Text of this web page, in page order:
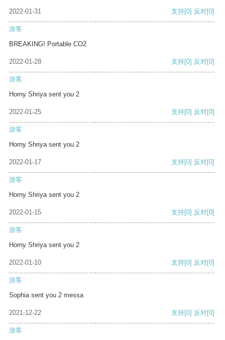
2022-01-31 支持[0] 反对[0]
游客
BREAKING! Portable CO2
2022-01-28 支持[0] 反对[0]
游客
Horny Shriya sent you 2
2022-01-25 支持[0] 反对[0]
游客
Horny Shriya sent you 2
2022-01-17 支持[0] 反对[0]
游客
Horny Shriya sent you 2
2022-01-15 支持[0] 反对[0]
游客
Horny Shriya sent you 2
2022-01-10 支持[0] 反对[0]
游客
Sophia sent you 2 messa
2021-12-22 支持[0] 反对[0]
游客